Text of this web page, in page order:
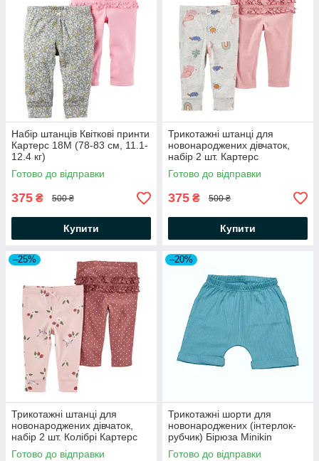
Набір штанців Квіткові принти
Картерс 18М (78-83 см, 11.1-
12.4 кг)
Готово до відправки
375 ₴ 500 ₴
Купити
Трикотажні штанці для
новонароджених дівчаток,
набір 2 шт. Картерс
Готово до відправки
375 ₴ 500 ₴
Купити
–25%
Трикотажні штанці для
новонароджених дівчаток,
набір 2 шт. Колібрі Картерс
Готово до відправки
–20%
Трикотажні шорти для
новонароджених (інтерлок-
рубчик) Бірюза Minikin
Готово до відправки